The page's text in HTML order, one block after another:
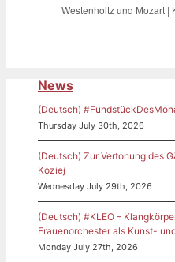
Westenholtz und Mozart |
News
(Deutsch)
Thursday July 30th, 2026
(Deutsch) Zur Vertonung des
Koziej
Wednesday July 29th, 2026
(Deutsch) #KLEO –
Frauenorchester als Kunst-
Monday July 27th, 2026